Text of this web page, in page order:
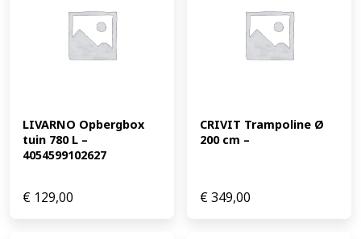
LIVARNO Opbergbox
tuin 780 L –
4054599102627
€ 129,00
CRIVIT Trampoline Ø
200 cm –
€349,00